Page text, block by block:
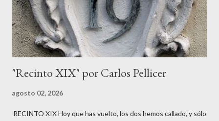
que abarcaba desiertos, costas y regiones que más tarde serían
conocidas como Cirenaica , Tripolitania y otras zo...
"Recinto XIX" por Carlos Pellicer
agosto 02, 2026
RECINTO XIX Hoy que has vuelto, los dos hemos callado, y sólo